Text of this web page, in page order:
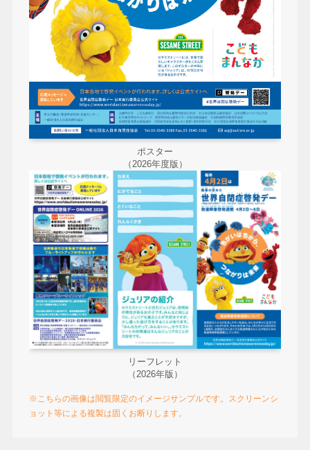
ポスター
（2026年度版）
リーフレット
（2026年版）
※こちらの画像は閲覧限定のイメージサンプルです。スクリーンシ
ョット等による複製は固くお断りします。